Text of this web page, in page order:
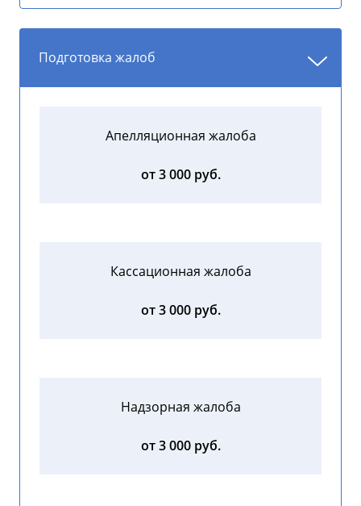
Подготовка жалоб
Апелляционная жалоба
от 3 000 руб.
Кассационная жалоба
от 3 000 руб.
Надзорная жалоба
от 3 000 руб.